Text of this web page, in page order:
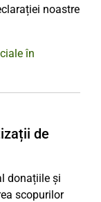
noastre
în
de
donațiile și
scopurilor